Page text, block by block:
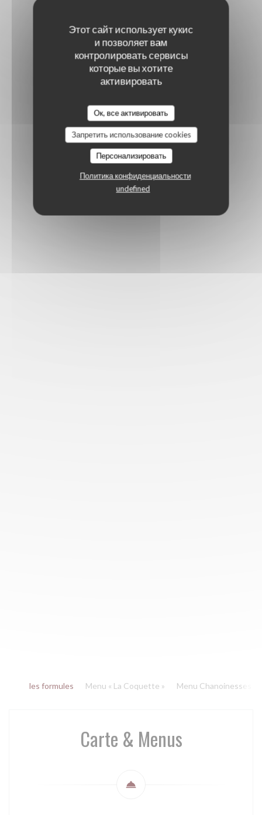
Этот сайт использует кукис
и позволяет вам
контролировать сервисы
которые вы хотите
активировать
Ок, все активировать
Запретить использование cookies
Персонализировать
Политика конфиденциальности
undefined
les formules Menu « La Coquette » Menu Chanoinesses
Carte & Menus